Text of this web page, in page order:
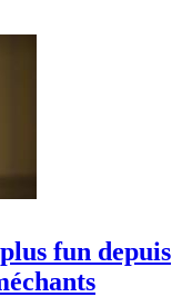
fun depuis